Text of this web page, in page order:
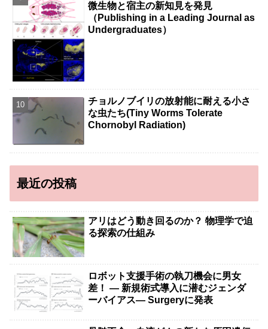
微生物と宿主の新知見を発見
（Publishing in a Leading Journal as
Undergraduates）
チョルノブイリの放射能に耐える小さ
な虫たち(Tiny Worms Tolerate
Chornobyl Radiation)
最近の投稿
アリはどう動き回るのか？ 物理学で迫
る探索の仕組み
ロボット支援手術の執刀機会に男女
差！ — 新規術式導入に潜むジェンダ
ーバイアス— Surgeryに発表